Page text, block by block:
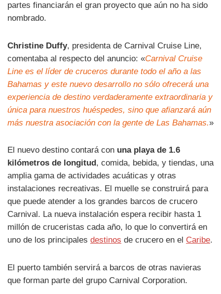
partes financiarán el gran proyecto que aún no ha sido
nombrado.
Christine Duffy, presidenta de Carnival Cruise Line,
comentaba al respecto del anuncio: «Carnival Cruise
Line es el líder de cruceros durante todo el año a las
Bahamas y este nuevo desarrollo no sólo ofrecerá una
experiencia de destino verdaderamente extraordinaria y
única para nuestros huéspedes, sino que afianzará aún
más nuestra asociación con la gente de Las Bahamas.»
El nuevo destino contará con una playa de 1.6
kilómetros de longitud, comida, bebida, y tiendas, una
amplia gama de actividades acuáticas y otras
instalaciones recreativas. El muelle se construirá para
que puede atender a los grandes barcos de crucero
Carnival. La nueva instalación espera recibir hasta 1
millón de cruceristas cada año, lo que lo convertirá en
uno de los principales destinos de crucero en el Caribe.
El puerto también servirá a barcos de otras navieras
que forman parte del grupo Carnival Corporation.